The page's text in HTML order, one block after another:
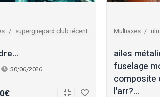
superguepard club récent
30/06/2026
Multiaxes
ailes
fuselage
composite
l'arr?...